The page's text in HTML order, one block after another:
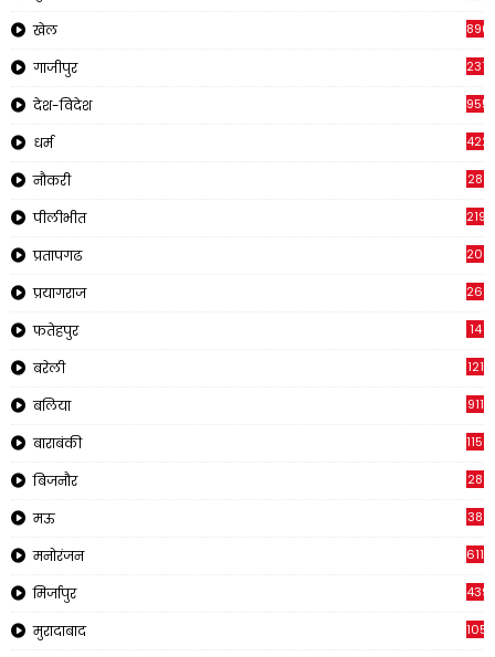
खेल 890
गाजीपुर 237
देश-विदेश 955
धर्म 422
नौकरी 28
पीलीभीत 2195
प्रतापगढ
प्रयागराज 269
फतेहपुर 14
बरेली 121
बलिया 911
बाराबंकी 1150
बिजनौर 28
मऊ 38
मनोरंजन 611
मिर्जापुर 439
मुरादाबाद 1054